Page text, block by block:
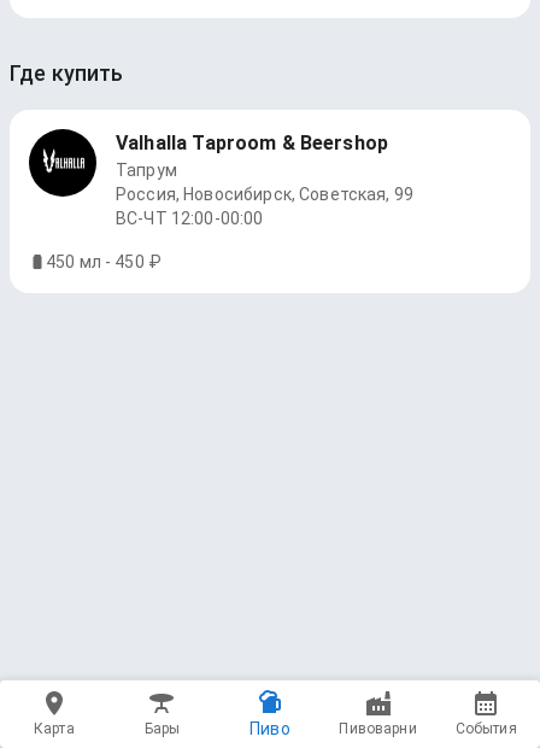
Где купить
Valhalla Taproom & Beershop
Тапрум
Россия, Новосибирск, Советская, 99
ВС-ЧТ 12:00-00:00
450 мл - 450 ₽
Карта Бары Пиво Пивоварни События